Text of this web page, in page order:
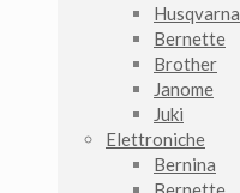
Husqvarna
Bernette
Brother
Janome
Juki
Elettroniche
Bernina